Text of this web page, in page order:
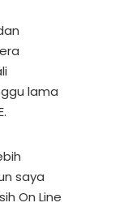
lama
saya
On Line